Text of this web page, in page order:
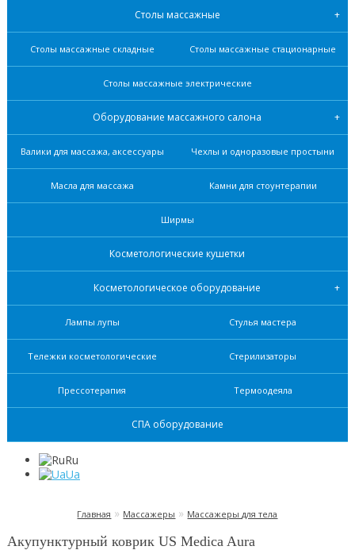
Столы массажные
Столы массажные складные Столы массажные стационарные
Столы массажные электрические
Оборудование массажного салона
Валики для массажа, аксессуары Чехлы и одноразовые простыни
Масла для массажа Камни для стоунтерапии
Ширмы
Косметологические кушетки
Косметологическое оборудование
Лампы лупы Стулья мастера
Тележки косметологические Стерилизаторы
Прессотерапия Термоодеяла
СПА оборудование
Ru
Ua
Главная » Массажеры » Массажеры для тела
Акупунктурный коврик US Medica Aura